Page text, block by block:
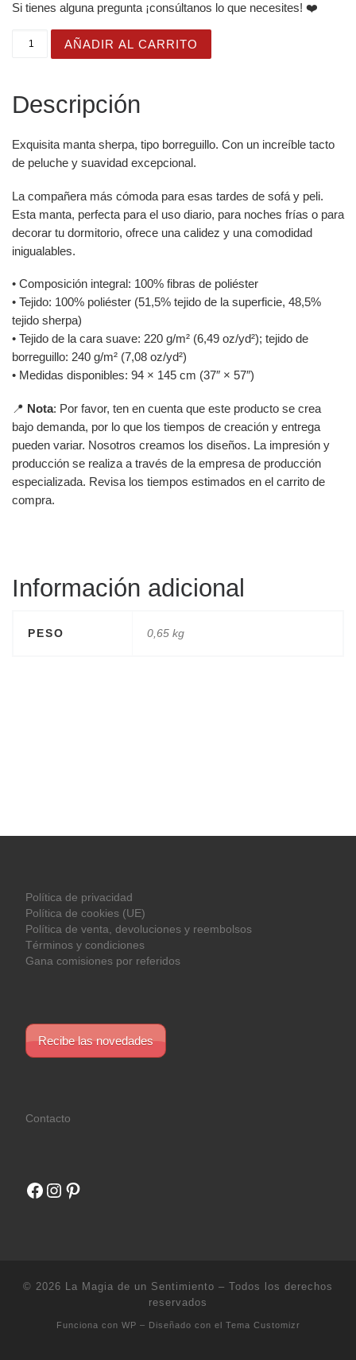
Si tienes alguna pregunta ¡consúltanos lo que necesites! ❤️
Manta con diseño de Árbol y Chica de cuento sobre
AÑADIR AL CARRITO
Descripción
Exquisita manta sherpa, tipo borreguillo. Con un increíble tacto
de peluche y suavidad excepcional.
La compañera más cómoda para esas tardes de sofá y peli.
Esta manta, perfecta para el uso diario, para noches frías o para
decorar tu dormitorio, ofrece una calidez y una comodidad
inigualables.
• Composición integral: 100% fibras de poliéster
• Tejido: 100% poliéster (51,5% tejido de la superficie, 48,5%
tejido sherpa)
• Tejido de la cara suave: 220 g/m² (6,49 oz/yd²); tejido de
borreguillo: 240 g/m² (7,08 oz/yd²)
• Medidas disponibles: 94 × 145 cm (37″ × 57″)
📍 Nota: Por favor, ten en cuenta que este producto se crea
bajo demanda, por lo que los tiempos de creación y entrega
pueden variar. Nosotros creamos los diseños. La impresión y
producción se realiza a través de la empresa de producción
especializada. Revisa los tiempos estimados en el carrito de
compra.
Información adicional
PESO 0,65 kg
Política de privacidad
Política de cookies (UE)
Política de venta, devoluciones y reembolsos
Términos y condiciones
Gana comisiones por referidos
Recibe las novedades
Contacto
Facebook
Instagram
Pinterest
© 2026 La Magia de un Sentimiento – Todos los derechos
reservados
Funciona con WP – Diseñado con el Tema Customizr